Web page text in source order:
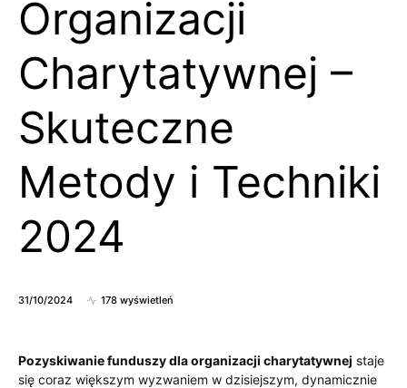
Organizacji
Charytatywnej –
Skuteczne
Metody i Techniki
2024
31/10/2024 178 wyświetleń
Pozyskiwanie funduszy dla organizacji charytatywnej staje
się coraz większym wyzwaniem w dzisiejszym, dynamicznie